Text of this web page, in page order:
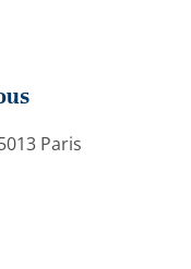
Paris